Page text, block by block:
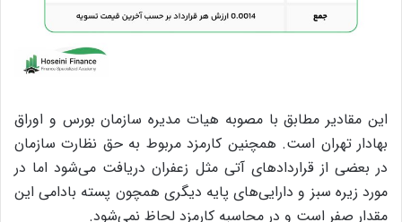
این مقادیر مطابق با مصوبه هیات مدیره سازمان بورس و اوراق
بهادار تهران است. همچنین کارمزد مربوط به حق نظارت سازمان
در بعضی از قراردادهای آتی مثل زعفران دریافت می‌شود اما در
مورد زیره سبز و دارایی‌های پایه دیگری همچون پسته بادامی این
مقدار صفر است و در محاسبه کارمزد لحاظ نمی‌شود.